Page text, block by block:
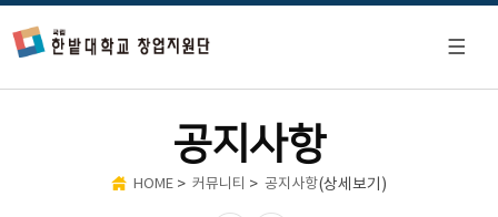
공지사항
HOME > 커뮤니티 > 공지사항(상세보기)